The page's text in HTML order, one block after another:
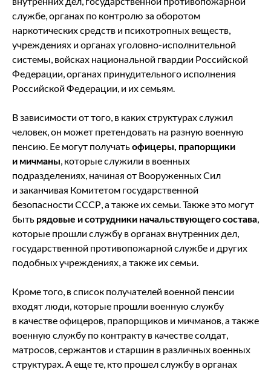
службе, органах по контролю за оборотом
наркотических средств и психотропных веществ,
учреждениях и органах уголовно-исполнительной
системы, войсках национальной гвардии Российской
Федерации, органах принудительного исполнения
Российской Федерации, и их семьям.
В зависимости от того, в каких структурах служил
человек, он может претендовать на разную военную
пенсию. Ее могут получатьофицеры, прапорщики
и мичманы, которые служили в военных
подразделениях, начиная от Вооруженных Сил
и заканчивая Комитетом государственной
безопасности СССР, а также их семьи. Также это могут
быть рядовые и сотрудники начальствующего состава,
которые прошли службу в органах внутренних дел,
государственной противопожарной службе и других
подобных учреждениях, а также их семьи.
Кроме того, в список получателей военной пенсии
входят люди, которые прошли военную службу
в качестве офицеров, прапорщиков и мичманов, а также
военную службу по контракту в качестве солдат,
матросов, сержантов и старшин в различных военных
структурах. А еще те, кто прошел службу в органах